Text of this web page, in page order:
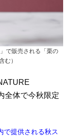
で販売される「栗の
む）
全体で今秋限定
で提供される秋ス